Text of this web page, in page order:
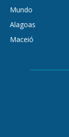
Mundo
Alagoas
Maceió